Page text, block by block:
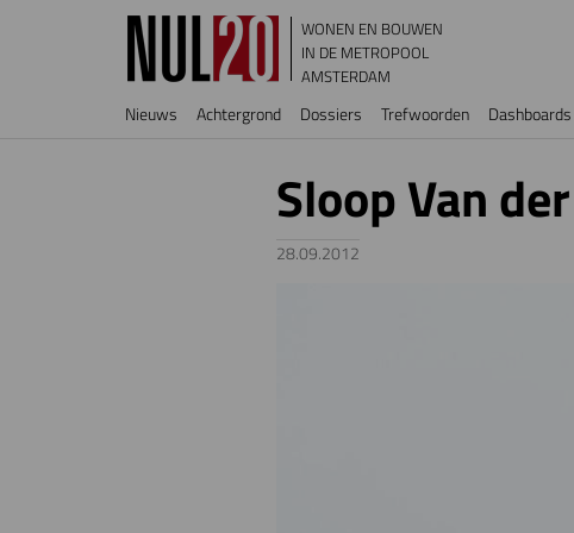
Overslaan en naar de inhoud gaan
WONEN EN BOUWEN
IN DE METROPOOL
AMSTERDAM
Hoofdnavigatie
Nieuws Achtergrond Dossiers Trefwoorden Dashboards
Sloop Van
28.09.2012